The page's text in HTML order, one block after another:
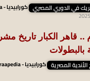
في الدوري المصري كورابيديا - koraapedia
.. قاهر الكبار تاريخ
بالبطولات
الأندية المصرية كورابيديا - koraapedia